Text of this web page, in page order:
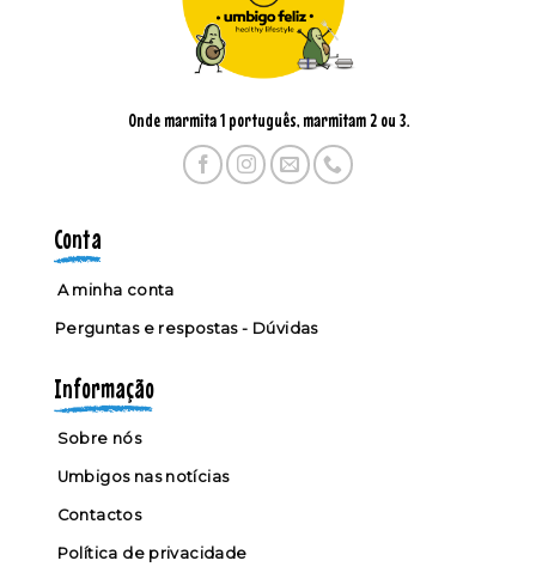
Onde marmita 1 português, marmitam 2 ou 3.
Conta
A minha conta
Perguntas e respostas - Dúvidas
Informação
Sobre nós
Umbigos nas notícias
Contactos
Política de privacidade